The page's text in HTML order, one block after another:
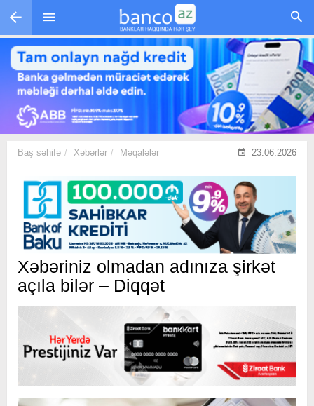
Skip to main content
Baş səhifə Xəbərlər Məqalələr 23.06.2026
Xəbəriniz olmadan adınıza şirkət
açıla bilər – Diqqət